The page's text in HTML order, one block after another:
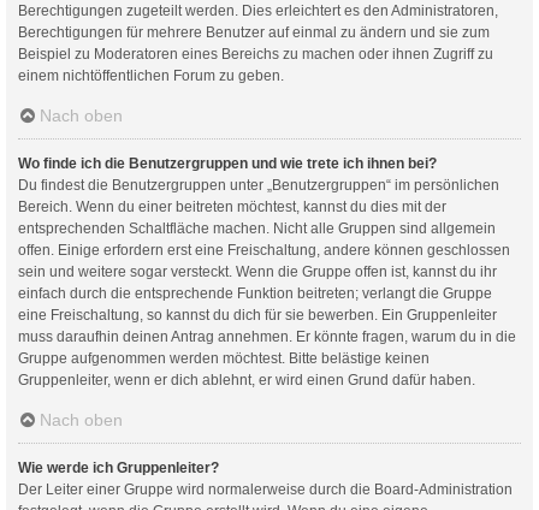
Berechtigungen zugeteilt werden. Dies erleichtert es den Administratoren,
Berechtigungen für mehrere Benutzer auf einmal zu ändern und sie zum
Beispiel zu Moderatoren eines Bereichs zu machen oder ihnen Zugriff zu
einem nichtöffentlichen Forum zu geben.
Nach oben
Wo finde ich die Benutzergruppen und wie trete ich ihnen bei?
Du findest die Benutzergruppen unter „Benutzergruppen“ im persönlichen
Bereich. Wenn du einer beitreten möchtest, kannst du dies mit der
entsprechenden Schaltfläche machen. Nicht alle Gruppen sind allgemein
offen. Einige erfordern erst eine Freischaltung, andere können geschlossen
sein und weitere sogar versteckt. Wenn die Gruppe offen ist, kannst du ihr
einfach durch die entsprechende Funktion beitreten; verlangt die Gruppe
eine Freischaltung, so kannst du dich für sie bewerben. Ein Gruppenleiter
muss daraufhin deinen Antrag annehmen. Er könnte fragen, warum du in die
Gruppe aufgenommen werden möchtest. Bitte belästige keinen
Gruppenleiter, wenn er dich ablehnt, er wird einen Grund dafür haben.
Nach oben
Wie werde ich Gruppenleiter?
Der Leiter einer Gruppe wird normalerweise durch die Board-Administration